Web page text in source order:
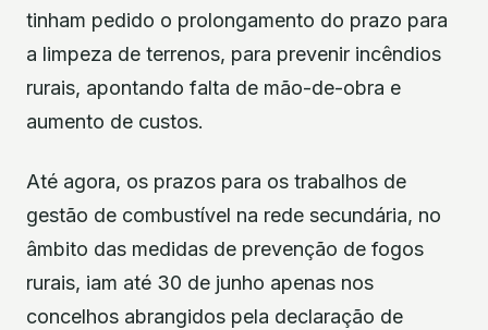
tinham pedido o prolongamento do prazo para
a limpeza de terrenos, para prevenir incêndios
rurais, apontando falta de mão-de-obra e
aumento de custos.
Até agora, os prazos para os trabalhos de
gestão de combustível na rede secundária, no
âmbito das medidas de prevenção de fogos
rurais, iam até 30 de junho apenas nos
concelhos abrangidos pela declaração de